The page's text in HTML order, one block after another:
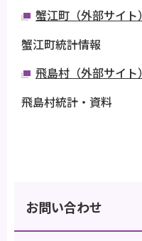
蟹江町（外部サイト）
蟹江町統計情報
飛島村（外部サイト）
飛島村統計・資料
お問い合わせ